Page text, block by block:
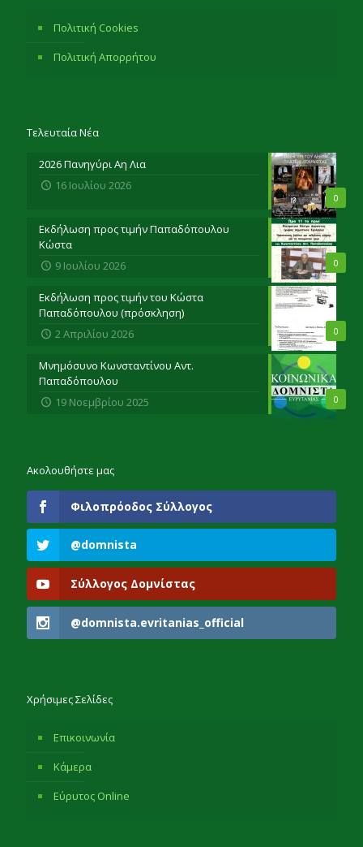
Πολιτική Cookies
Πολιτική Απορρήτου
Τελευταία Νέα
0
2026 Πανηγύρι Αη Λια
16 Ιουλίου 2026
0
Εκδήλωση προς τιμήν Παπαδόπουλου
Κώστα
9 Ιουλίου 2026
0
Εκδήλωση προς τιμήν του Κώστα
Παπαδόπουλου (πρόσκληση)
2 Απριλίου 2026
0
Μνημόσυνο Κωνσταντίνου Αντ.
Παπαδόπουλου
19 Νοεμβρίου 2025
Ακολουθήστε μας
Φιλοπρόοδος Σύλλογος
@domnista
Σύλλογος Δομνίστας
@domnista.evritanias_official
Χρήσιμες Σελίδες
Επικοινωνία
Κάμερα
Εύρυτος Online